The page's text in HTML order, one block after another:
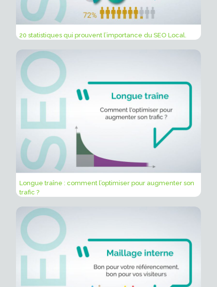
20 statistiques qui prouvent l’importance du SEO Local.
Longue traîne : comment l’optimiser pour augmenter son
trafic ?